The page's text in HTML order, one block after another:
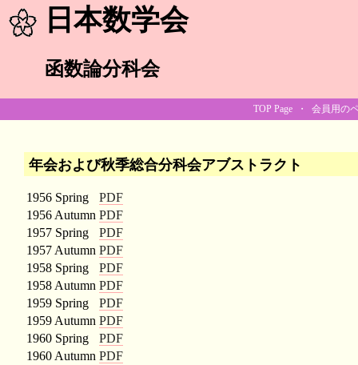
日本数学会
函数論分科会
TOP Page ・ 会員用の
年会および秋季総合分科会アブストラクト
1956 Spring
PDF
1956 Autumn PDF
1957 Spring
PDF
1957 Autumn PDF
1958 Spring
PDF
1958 Autumn PDF
1959 Spring
PDF
1959 Autumn PDF
1960 Spring
PDF
1960 Autumn PDF